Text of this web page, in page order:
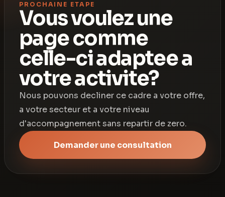
PROCHAINE ETAPE
Vous voulez une
page comme
celle-ci adaptee a
votre activite?
Nous pouvons decliner ce cadre a votre offre,
a votre secteur et a votre niveau
d'accompagnement sans repartir de zero.
Demander une consultation